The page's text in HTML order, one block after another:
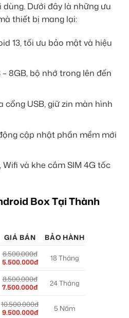
Dưới đây là những ưu
thiết bị mang lại:
13, tối ưu bảo mật và hiệu
8GB, bộ nhớ trong lên đến
cổng USB, giữ zin màn hình
cập nhật phần mềm mới
và khe cắm SIM 4G tốc
Box Tại Thành
GIÁ BÁN BẢO HÀNH
6.500.000đ
5.500.000đ
18 Tháng
8.500.000đ
7.500.000đ
24 Tháng
10.500.000đ
9.500.000đ
5 Năm